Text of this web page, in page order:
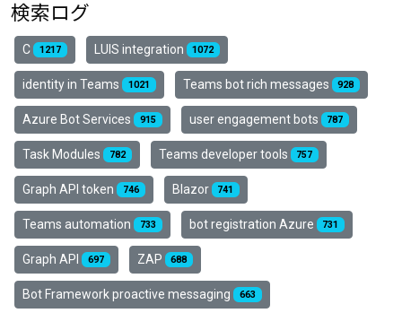
検索ログ
C 1217 LUIS integration 1072
identity in Teams 1021 Teams bot rich messages 928
Azure Bot Services 915 user engagement bots 787
Task Modules 782 Teams developer tools 757
Graph API token 746 Blazor 741
Teams automation 733 bot registration Azure 731
Graph API 697 ZAP 688
Bot Framework proactive messaging 663